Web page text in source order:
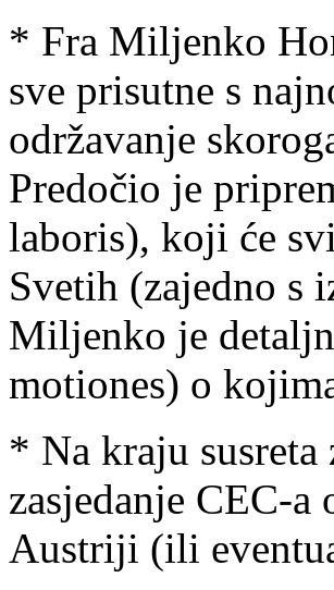
* Fra Miljenko
sve prisutne s
održavanje
Predočio je
laboris), koji će
Svetih (zajedno s
Miljenko je
motiones) o
* Na kraju susreta
zasjedanje CEC-
Austriji (ili